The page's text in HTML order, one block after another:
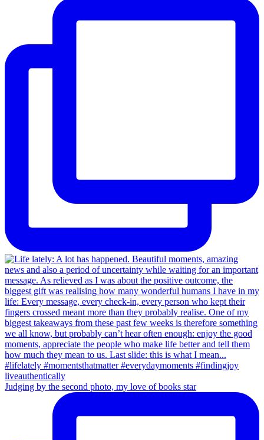
Judging by the second photo, my love of books star